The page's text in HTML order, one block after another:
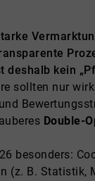
deshalb kein
sollten nur
Double-
besonders:
(z. B.